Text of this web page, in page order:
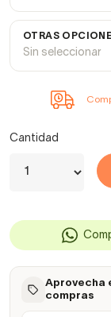
OTRAS
Sin seleccionar
Cantidad
Aprovecha
compras